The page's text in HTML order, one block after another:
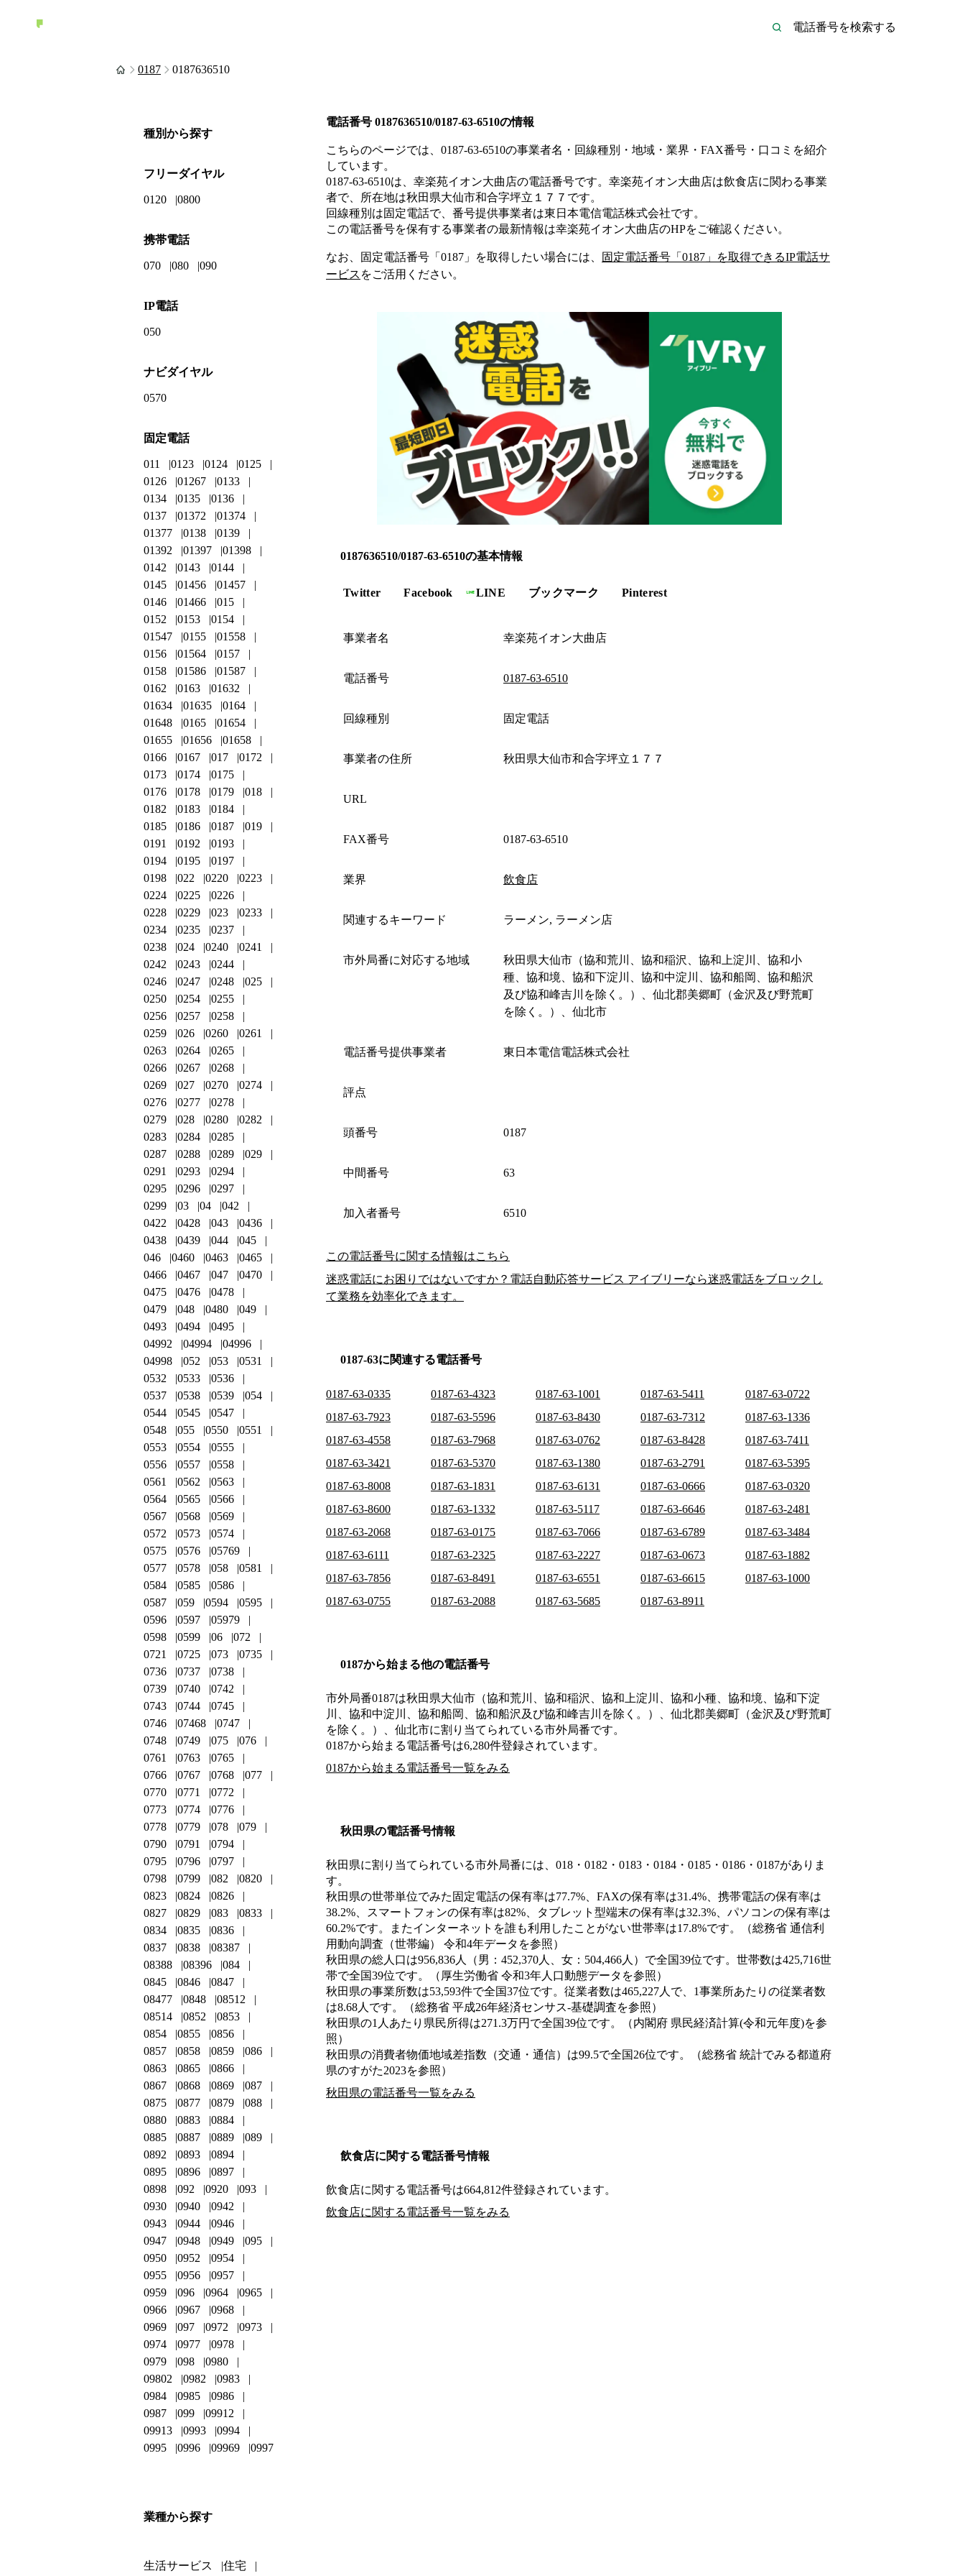
0187 0187636510
電話番号 0187636510/0187-63-6510の情報
こちらのページでは、 0187-63-6510の事業者名・回線種別・地域・業界・FAX番号・口コミを紹介
しています。
0187-63-6510は、 幸楽苑イオン大曲店の電話番号です。 幸楽苑イオン大曲店は飲食店に関わる事業
者で、所在地は秋田県大仙市和合字坪立１７７ です。
回線種別は固定電話で、番号提供事業者は東日本電信電話株式会社です。
この電話番号を保有する事業者の最新情報は幸楽苑イオン大曲店のHPをご確認ください。
なお、固定電話番号「 0187 」を取得したい場合には、 固定電話番号「 0187 」を取得できるIP電話サ
ービス をご活用ください。
0187636510/0187-63-6510の基本情報
Twitter Facebook LINE ブックマーク Pinterest
事業者名 幸楽苑イオン大曲店
電話番号 0187-63-6510
回線種別 固定電話
事業者の住所 秋田県大仙市和合字坪立１７７
URL
FAX番号 0187-63-6510
業界 飲食店
関連するキーワード ラーメン, ラーメン店
市外局番に対応する地域
秋田県大仙市（協和荒川、協和稲沢、協和上淀川、協和小
種、協和境、協和下淀川、協和中淀川、協和船岡、協和船沢
及び協和峰吉川を除く。）、仙北郡美郷町（金沢及び野荒町
を除く。）、仙北市
電話番号提供事業者 東日本電信電話株式会社
評点
頭番号 0187
中間番号 63
加入者番号 6510
この電話番号に関する情報はこちら
迷惑電話にお困りではないですか？電話自動応答サービス アイブリーなら迷惑電話をブロックし
て業務を効率化できます。
0187-63に関連する電話番号
0187-63-0335 0187-63-4323 0187-63-1001 0187-63-5411
0187-63-0722
0187-63-7923
0187-63-5596 0187-63-8430 0187-63-7312
0187-63-1336
0187-63-4558
0187-63-7968 0187-63-0762 0187-63-8428
0187-63-7411
0187-63-3421
0187-63-5370 0187-63-1380 0187-63-2791
0187-63-5395
0187-63-8008
0187-63-1831 0187-63-6131 0187-63-0666
0187-63-0320
0187-63-8600
0187-63-1332 0187-63-5117 0187-63-6646
0187-63-2481
0187-63-2068
0187-63-0175 0187-63-7066 0187-63-6789
0187-63-3484
0187-63-6111
0187-63-2325 0187-63-2227 0187-63-0673
0187-63-1882
0187-63-7856
0187-63-8491 0187-63-6551 0187-63-6615
0187-63-1000
0187-63-0755
0187-63-2088 0187-63-5685 0187-63-8911
0187から始まる他の電話番号
市外局番0187は秋田県大仙市（協和荒川、協和稲沢、協和上淀川、協和小種、協和境、協和下淀
川、協和中淀川、協和船岡、協和船沢及び協和峰吉川を除く。）、仙北郡美郷町（金沢及び野荒町
を除く。）、仙北市に割り当てられている市外局番です。
0187から始まる電話番号は6,280件登録されています。
0187から始まる電話番号一覧をみる
秋田県の電話番号情報
秋田県に割り当てられている市外局番には、018・0182・0183・0184・0185・0186・0187がありま
す。
秋田県の世帯単位でみた固定電話の保有率は77.7%、FAXの保有率は31.4%、携帯電話の保有率は
38.2%、スマートフォンの保有率は82%、タブレット型端末の保有率は32.3%、パソコンの保有率は
60.2%です。またインターネットを誰も利用したことがない世帯率は17.8%です。（総務省 通信利
用動向調査（世帯編） 令和4年データを参照）
秋田県の総人口は956,836人（男：452,370人、女：504,466人）で全国39位です。世帯数は425,716世
帯で全国39位です。（厚生労働省 令和3年人口動態データを参照）
秋田県の事業所数は53,593件で全国37位です。従業者数は465,227人で、1事業所あたりの従業者数
は8.68人です。（総務省 平成26年経済センサス‐基礎調査を参照）
秋田県の1人あたり県民所得は271.3万円で全国39位です。（内閣府 県民経済計算(令和元年度)を参
照）
秋田県の消費者物価地域差指数（交通・通信）は99.5で全国26位です。（総務省 統計でみる都道府
県のすがた2023を参照）
秋田県の電話番号一覧をみる
飲食店に関する電話番号情報
飲食店に関する電話番号は664,812件登録されています。
飲食店に関する電話番号一覧をみる
種別から探す
フリーダイヤル
0120 0800
携帯電話
070 080 090
IP電話
050
ナビダイヤル
0570
固定電話
011 0123 0124
0125
0126
01267
0133
0134
0135
0136
0137
01372
01374
01377
0138
0139
01392
01397
01398
0142
0143
0144
0145
01456
01457
0146
01466
015
0152
0153
0154
01547
0155
01558
0156
01564
0157
0158
01586
01587
0162
0163
01632
01634
01635
0164
01648
0165
01654
01655
01656
01658
0166
0167 017
0172
0173
0174
0175
0176
0178 0179
018
0182
0183
0184
0185
0186 0187
019
0191
0192
0193
0194
0195
0197
0198
022 0220
0223
0224
0225
0226
0228
0229 023
0233
0234
0235
0237
0238
024 0240
0241
0242
0243
0244
0246
0247 0248
025
0250
0254
0255
0256
0257
0258
0259
026 0260
0261
0263
0264
0265
0266
0267
0268
0269
027 0270
0274
0276
0277
0278
0279
028 0280
0282
0283
0284
0285
0287
0288 0289
029
0291
0293
0294
0295
0296
0297
0299
03 04
042
0422
0428 043
0436
0438
0439 044
045
046
0460 0463
0465
0466
0467 047
0470
0475
0476
0478
0479
048 0480
049
0493
0494
0495
04992
04994
04996
04998
052 053
0531
0532
0533
0536
0537
0538 0539
054
0544
0545
0547
0548
055 0550
0551
0553
0554
0555
0556
0557
0558
0561
0562
0563
0564
0565
0566
0567
0568
0569
0572
0573
0574
0575
0576
05769
0577
0578 058
0581
0584
0585
0586
0587
059 0594
0595
0596
0597
05979
0598
0599 06
072
0721
0725 073
0735
0736
0737
0738
0739
0740
0742
0743
0744
0745
0746
07468
0747
0748
0749 075
076
0761
0763
0765
0766
0767 0768
077
0770
0771
0772
0773
0774
0776
0778
0779 078
079
0790
0791
0794
0795
0796
0797
0798
0799 082
0820
0823
0824
0826
0827
0829 083
0833
0834
0835
0836
0837
0838
08387
08388
08396
084
0845
0846
0847
08477
0848
08512
08514
0852
0853
0854
0855
0856
0857
0858 0859
086
0863
0865
0866
0867
0868 0869
087
0875
0877 0879
088
0880
0883
0884
0885
0887 0889
089
0892
0893
0894
0895
0896
0897
0898
092 0920
093
0930
0940
0942
0943
0944
0946
0947
0948 0949
095
0950
0952
0954
0955
0956
0957
0959
096 0964
0965
0966
0967
0968
0969
097 0972
0973
0974
0977
0978
0979
098
0980
09802
0982
0983
0984
0985
0986
0987
099
09912
09913
0993
0994
0995
0996 09969 0997
業種から探す
生活サービス 住宅